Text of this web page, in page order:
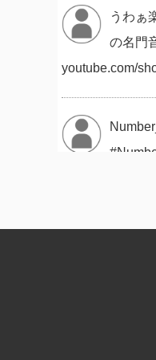
うわぁ
の名門
youtube.com/
返信
ざい